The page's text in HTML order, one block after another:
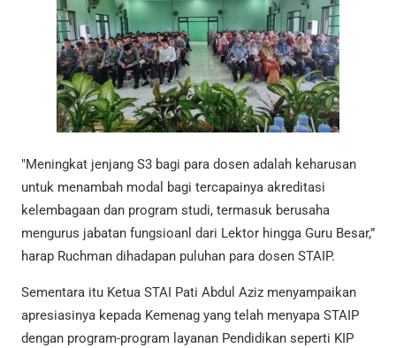
"Meningkat jenjang S3 bagi para dosen adalah keharusan
untuk menambah modal bagi tercapainya akreditasi
kelembagaan dan program studi, termasuk berusaha
mengurus jabatan fungsioanl dari Lektor hingga Guru Besar,”
harap Ruchman dihadapan puluhan para dosen STAIP.
Sementara itu Ketua STAI Pati Abdul Aziz menyampaikan
apresiasinya kepada Kemenag yang telah menyapa STAIP
dengan program-program layanan Pendidikan seperti KIP